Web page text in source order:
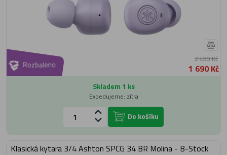
Rozbaleno
2 490 Kč
1 690 Kč
Skladem 1 ks
Expedujeme: zítra
Do košíku
Klasická kytara 3/4 Ashton SPCG 34 BR Molina - B-Stock